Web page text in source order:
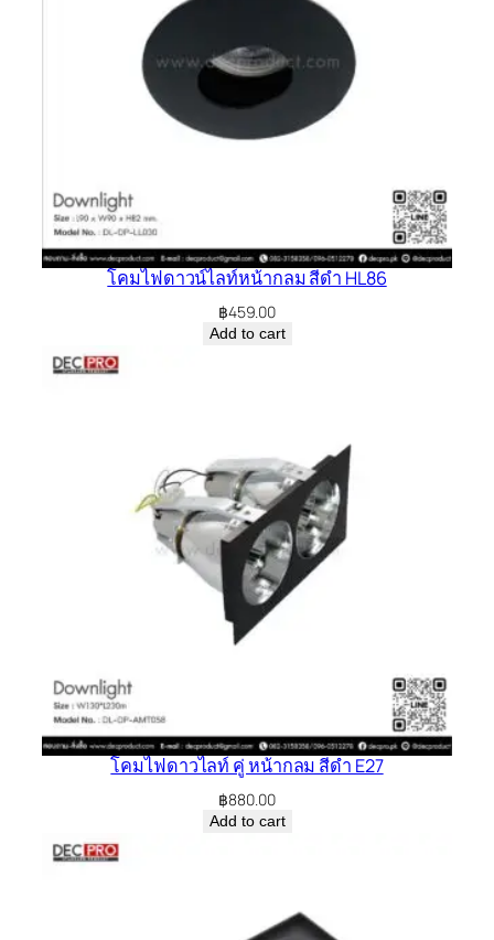
โคมไฟดาวน์ไลท์หน้ากลม สีดำ HL86
฿459.00
Add to cart
โคมไฟดาวไลท์ คู่ หน้ากลม สีดำ E27
฿880.00
Add to cart